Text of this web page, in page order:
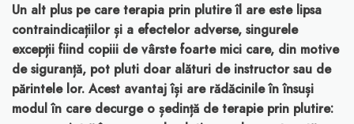
Un alt plus pe care terapia prin plutire îl are este lipsa
contraindicațiilor și a efectelor adverse, singurele
excepții fiind copiii de vârste foarte mici care, din motive
de siguranță, pot pluti doar alături de instructor sau de
părintele lor. Acest avantaj își are rădăcinile în însuși
modul în care decurge o ședință de terapie prin plutire: